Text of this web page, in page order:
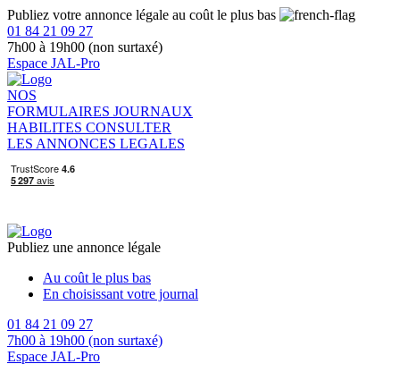
Publiez votre annonce légale au coût le plus bas
01 84 21 09 27
7h00 à 19h00 (non surtaxé)
Espace JAL-Pro
NOS
FORMULAIRES JOURNAUX
HABILITES CONSULTER
LES ANNONCES LEGALES
Publiez une annonce légale
Au coût le plus bas
En choisissant votre journal
01 84 21 09 27
7h00 à 19h00 (non surtaxé)
Espace JAL-Pro